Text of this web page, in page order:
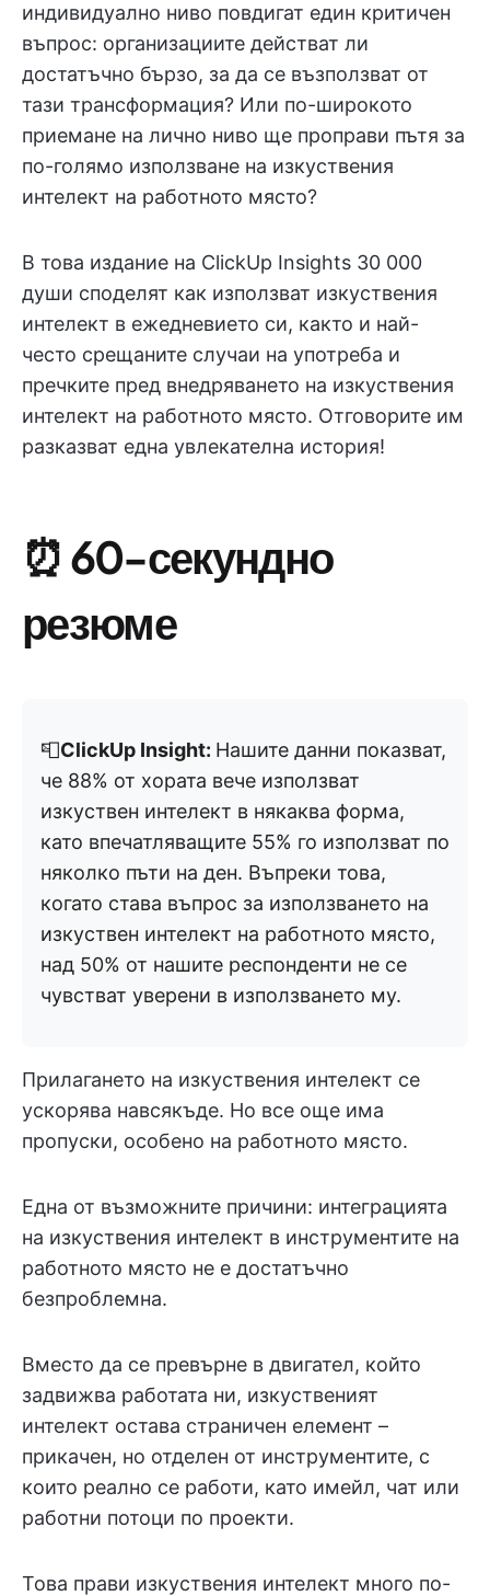
индивидуално ниво повдигат един критичен
въпрос: организациите действат ли
достатъчно бързо, за да се възползват от
тази трансформация? Или по-широкото
приемане на лично ниво ще проправи пътя за
по-голямо използване на изкуствения
интелект на работното място?
В това издание на ClickUp Insights 30 000
души споделят как използват изкуствения
интелект в ежедневието си, както и най-
често срещаните случаи на употреба и
пречките пред внедряването на изкуствения
интелект на работното място. Отговорите им
разказват една увлекателна история!
⏰60-секундно
резюме
📮ClickUp Insight: Нашите данни показват,
че 88% от хората вече използват
изкуствен интелект в някаква форма,
като впечатляващите 55% го използват по
няколко пъти на ден. Въпреки това,
когато става въпрос за използването на
изкуствен интелект на работното място,
над 50% от нашите респонденти не се
чувстват уверени в използването му.
Прилагането на изкуствения интелект се
ускорява навсякъде. Но все още има
пропуски, особено на работното място.
Една от възможните причини: интеграцията
на изкуствения интелект в инструментите на
работното място не е достатъчно
безпроблемна.
Вместо да се превърне в двигател, който
задвижва работата ни, изкуственият
интелект остава страничен елемент –
прикачен, но отделен от инструментите, с
които реално се работи, като имейл, чат или
работни потоци по проекти.
Това прави изкуствения интелект много по-